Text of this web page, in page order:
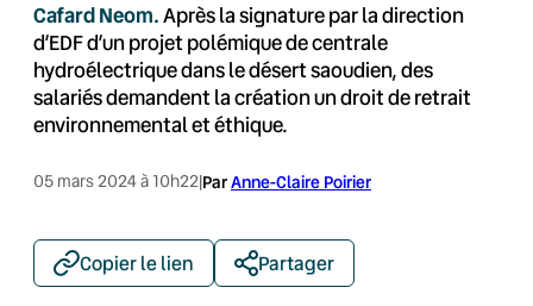
Cafard Neom.Après la signature par la direction
d’EDF d’un projet polémique de centrale
hydroélectrique dans le désert saoudien, des
salariés demandent la création un droit de retrait
environnemental et éthique.
05 mars 2024 à 10h22|ParAnne-Claire Poirier
Copier le lien Partager